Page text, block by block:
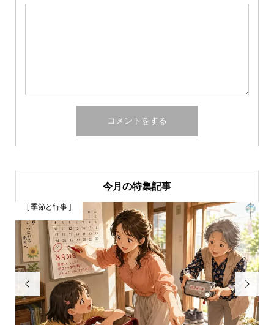
今月の特集記事

[ 季節と行事 ]
